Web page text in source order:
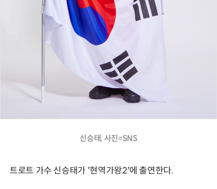
신승태, 사진=SNS
트로트 가수 신승태가 '현역가왕2'에 출연한다.